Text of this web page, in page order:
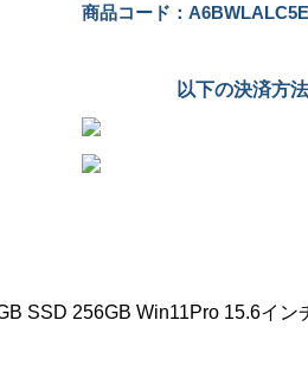
商品コード：
以下の決済方
SSD 256GB Win11Pro 15.6イ